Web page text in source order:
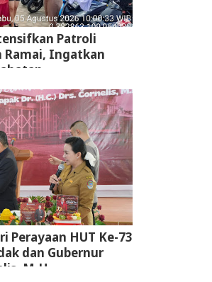
Patroli
Ramai, Ingatkan
Perayaan HUT Ke-73
dan Gubernur
M.H.